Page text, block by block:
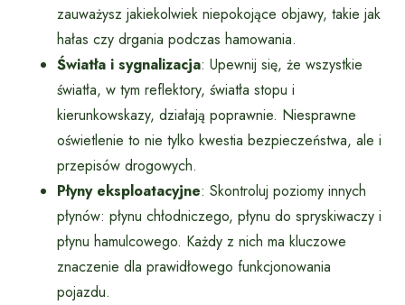
zauważysz jakiekolwiek niepokojące objawy, takie jak
hałas czy drgania podczas hamowania.
Światła i sygnalizacja: Upewnij się, że wszystkie
światła, w tym reflektory, światła stopu i
kierunkowskazy, działają poprawnie. Niesprawne
oświetlenie to nie tylko kwestia bezpieczeństwa, ale i
przepisów drogowych.
Płyny eksploatacyjne: Skontroluj poziomy innych
płynów: płynu chłodniczego, płynu do spryskiwaczy i
płynu hamulcowego. Każdy z nich ma kluczowe
znaczenie dla prawidłowego funkcjonowania
pojazdu.